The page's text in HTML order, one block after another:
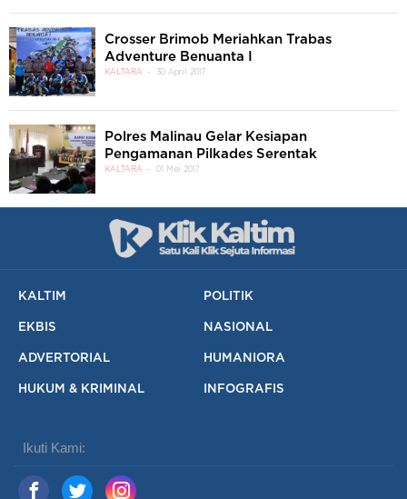
Crosser Brimob Meriahkan Trabas
Adventure Benuanta I
KALTARA 30 April 2017
Polres Malinau Gelar Kesiapan
Pengamanan Pilkades Serentak
KALTARA 01 Mei 2017
KALTIM POLITIK
EKBIS NASIONAL
ADVERTORIAL HUMANIORA
HUKUM & KRIMINAL INFOGRAFIS
Ikuti Kami: